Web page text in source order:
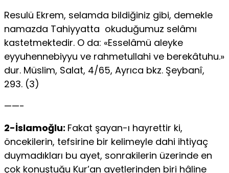
Resulü Ekrem, selamda bildiğiniz gibi, demekle
namazda Tahiyyatta okuduğumuz selâmı
kastetmektedir. O da: «Esselâmü aleyke
eyyuhennebiyyu ve rahmetullahi ve berekâtuhu.»
dur. Müslim, Salat, 4/65, Ayrıca bkz. Şeybanî,
293. (3)
——-
2-İslamoğlu: Fakat şayan-ı hayrettir ki,
öncekilerin, tefsirine bir kelimeyle dahi ihtiyaç
duymadıkları bu ayet, sonrakilerin üzerinde en
çok konuştuğu Kur’an ayetlerinden biri hâline